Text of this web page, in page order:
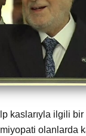
kaslarıyla ilgili
olanlarda